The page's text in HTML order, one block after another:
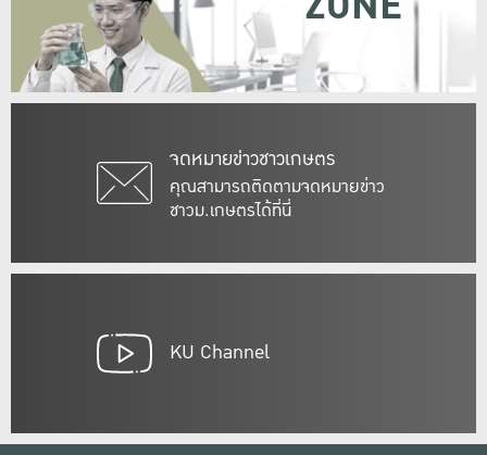
จดหมายข่าวชาวเกษตร
คุณสามารถติดตามจดหมายข่าว
ชาวม.เกษตรได้ที่นี่
KU Channel